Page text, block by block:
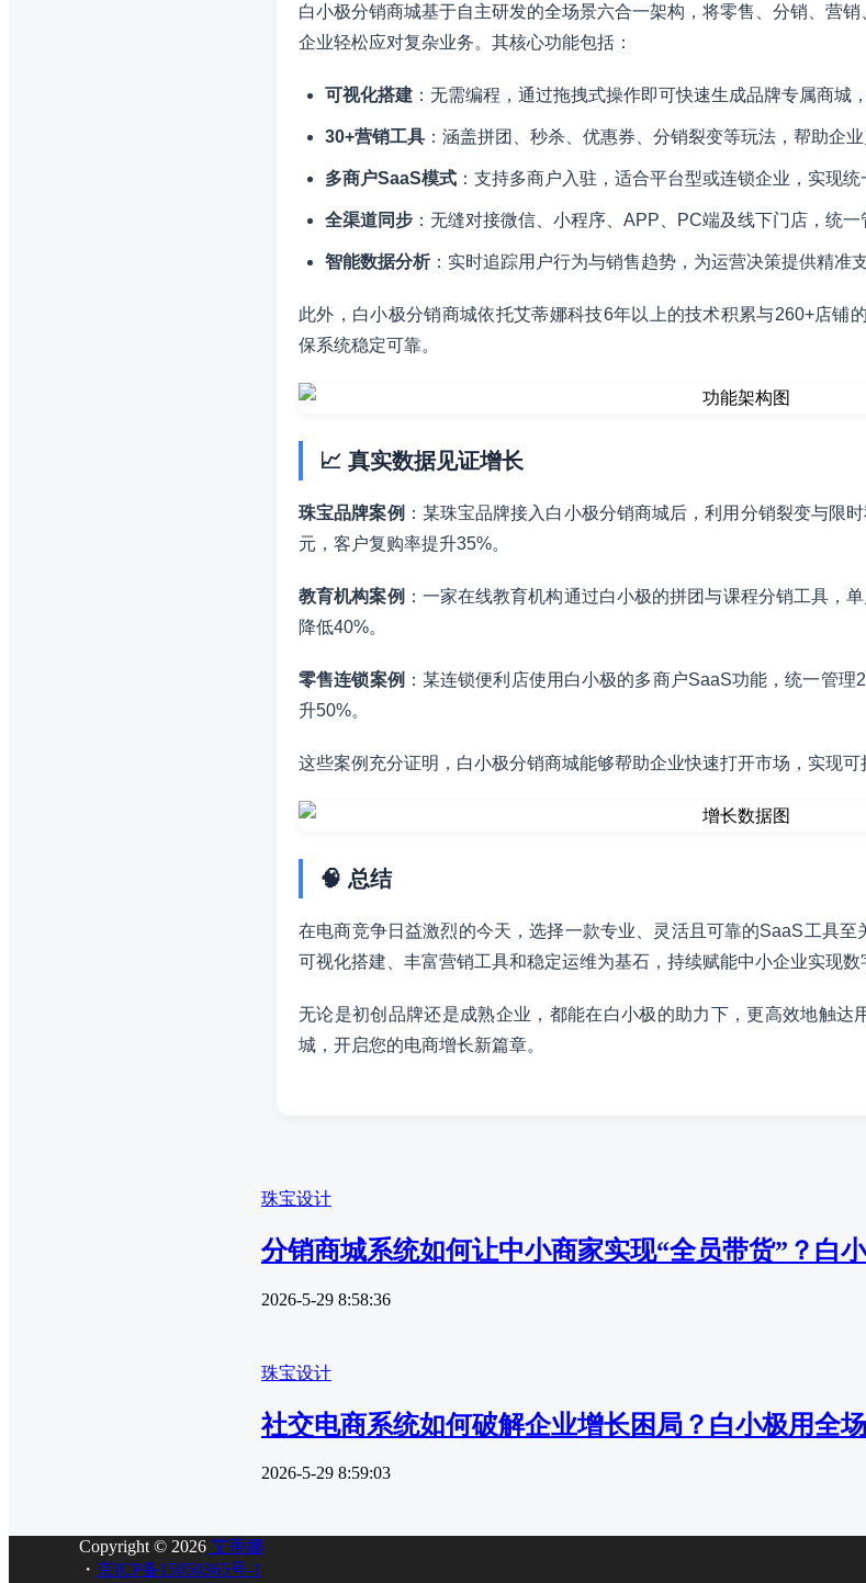
白小极分销商城基于自主研发的全场景六合一架构，将零售、分销、营
企业轻松应对复杂业务。其核心功能包括：
可视化搭建 ：无需编程，通过拖拽式操作即可快速生成品牌专属商城
30+营销工具 ：涵盖拼团、秒杀、优惠券、分销裂变等玩法，帮助企
多商户SaaS模式 ：支持多商户入驻，适合平台型或连锁企业，实现统
全渠道同步 ：无缝对接微信、小程序、APP、PC端及线下门店，统一
智能数据分析：实时追踪用户行为与销售趋势，为运营决策提供精准支
此外，白小极分销商城依托艾蒂娜科技6年以上的技术积累与260+店铺
保系统稳定可靠。
📈 真实数据见证增长
珠宝品牌案例 ：某珠宝品牌接入白小极分销商城后，利用分销裂变与限
元，客户复购率提升35%。
教育机构案例 ：一家在线教育机构通过白小极的拼团与课程分销工具，
降低40%。
零售连锁案例 ：某连锁便利店使用白小极的多商户SaaS功能，统一管
升50%。
这些案例充分证明，白小极分销商城能够帮助企业快速打开市场，实现可
🧠 总结
在电商竞争日益激烈的今天，选择一款专业、灵活且可靠的SaaS工具至
可视化搭建、丰富营销工具和稳定运维为基石，持续赋能中小企业实现数
无论是初创品牌还是成熟企业，都能在白小极的助力下，更高效地触达
城，开启您的电商增长新篇章。
珠宝设计
分销商城系统如何让中小商家实现“全员带货”？白
2026-5-29 8:58:36
珠宝设计
社交电商系统如何破解企业增长困局？白小极用全
2026-5-29 8:59:03
Copyright © 2026 艾蒂娜
・ 京ICP备15050365号-1